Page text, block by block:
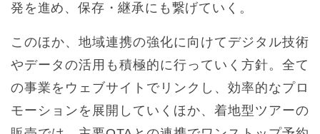
発を進め、保存・継承にも繋げていく。
このほか、地域連携の強化に向けてデジタル技術
やデータの活用も積極的に行っていく方針。全て
の事業をウェブサイトでリンクし、効率的なプロ
モーションを展開していくほか、着地型ツアーの